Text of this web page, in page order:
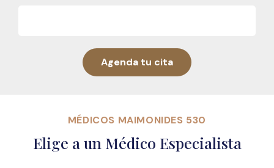
MÉDICOS MAIMONIDES 530
Elige a un Médico Especialista